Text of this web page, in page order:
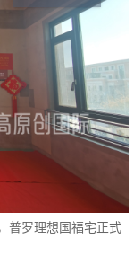
普罗理想国福宅正式